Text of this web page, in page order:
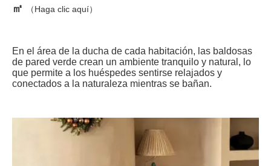
㎡
（Haga clic aquí）
En el área de la ducha de cada habitación, las baldosas
de pared verde crean un ambiente tranquilo y natural, lo
que permite a los huéspedes sentirse relajados y
conectados a la naturaleza mientras se bañan.